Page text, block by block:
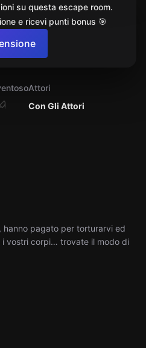
Con Gli Attori
Attori
pagato per torturarvi ed
vostri corpi… trovate il modo di
su questa escape room.
e ricevi punti bonus 🎯